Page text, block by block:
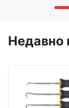
Недавно